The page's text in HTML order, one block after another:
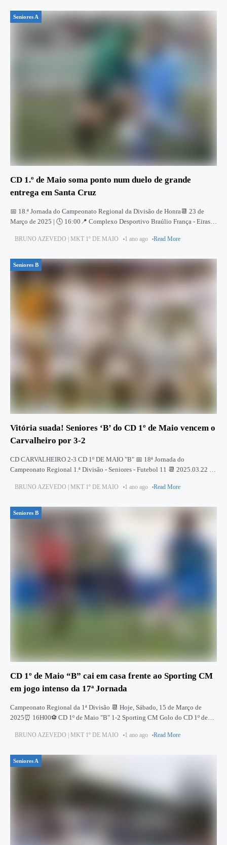
Seniores A
CD 1.º de Maio soma ponto num duelo de grande
entrega em Santa Cruz
📅 18.ª Jornada do Campeonato Regional da Divisão de Honra📆 23 de
Março de 2025 | 🕓 16:00📍 Complexo Desportivo Braúlio França - Eiras -
BRUNO AZEVEDO | MKT 1º DE MAIO 1 ano ago Read More
Seniores B
Vitória suada! Seniores ‘B’ do CD 1º de Maio vencem o
Carvalheiro por 3-2
CD CARVALHEIRO 2-3 CD 1º DE MAIO "B" 📅 18ª Jornada do
Campeonato Regional 1.ª Divisão - Seniores - Futebol 11 📆 2025.03.22 |
BRUNO AZEVEDO | MKT 1º DE MAIO 1 ano ago Read More
Seniores B
CD 1º de Maio “B” cai em casa frente ao Sporting CM
em jogo intenso da 17ª Jornada
Campeonato Regional da 1ª Divisão 📆 Hoje, Sábado, 15 de Março de
2025⏰ 16H00⚽ CD 1º de Maio "B" 1-2 Sporting CM Golo do CD 1º de
BRUNO AZEVEDO | MKT 1º DE MAIO 1 ano ago Read More
Seniores A